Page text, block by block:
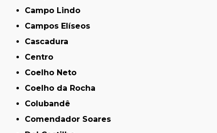
Campo Lindo
Campos Elíseos
Cascadura
Centro
Coelho Neto
Coelho da Rocha
Colubandê
Comendador Soares